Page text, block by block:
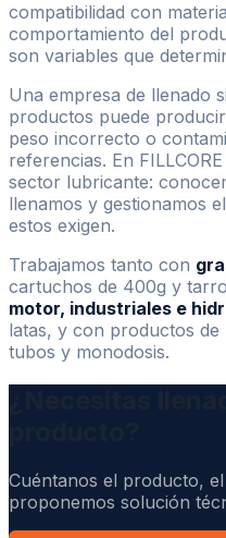
compatibilidad con
comportamiento del
son variables que
Una empresa de llenado
productos puede
peso incorrecto o
referencias. En
sector lubricante:
llenamos y gestionamos
estos exigen.
Trabajamos tanto con
cartuchos de 400g y
motor, industriales e
latas, y con productos
tubos y monodosis.
Cuéntanos el producto,
proponemos solución